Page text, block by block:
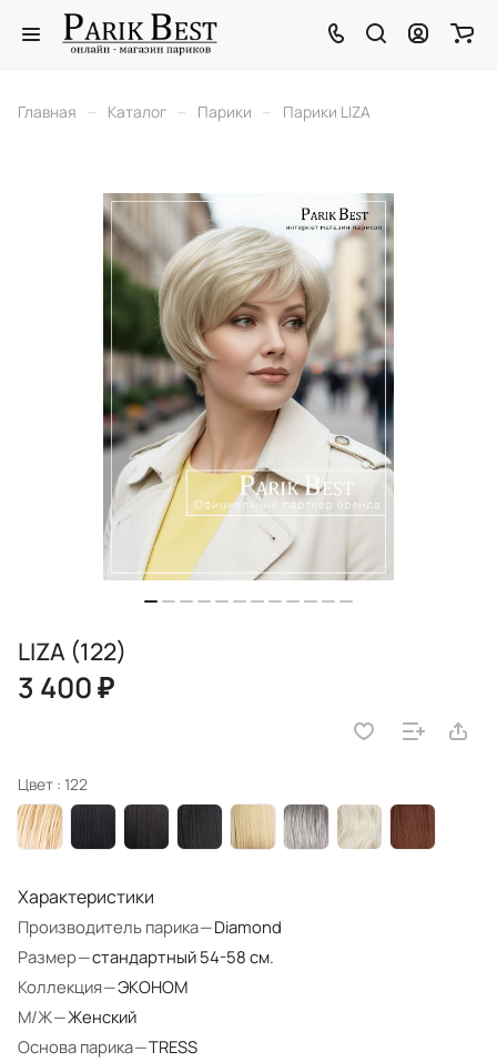
Главная – Каталог – Парики – Парики LIZA
LIZA (122)
3 400 ₽
Цвет : 122
Характеристики
Производитель парика—Diamond
Размер—стандартный 54-58 см.
Коллекция—ЭКОНОМ
М/Ж—Женский
Основа парика—TRESS